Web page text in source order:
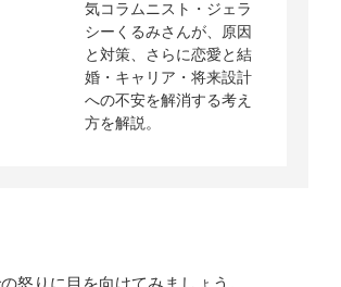
怒りに目を向けてみましょう。